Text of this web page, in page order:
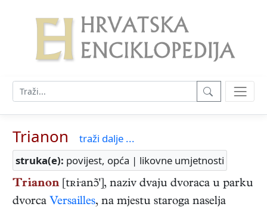
Trianon
traži dalje ...
struka(e): povijest, opća | likovne umjetnosti
Trianon [tʀi·an'], naziv dvaju dvoraca u parku
dvorca Versailles, na mjestu staroga naselja